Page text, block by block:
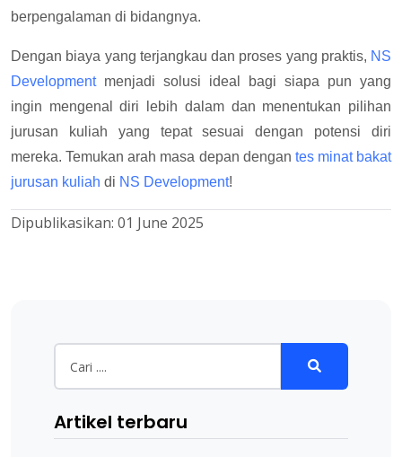
berpengalaman di bidangnya.
Dengan biaya yang terjangkau dan proses yang praktis, NS
Developmentmenjadi solusi ideal bagi siapa pun yang
ingin mengenal diri lebih dalam dan menentukan pilihan
jurusan kuliah yang tepat sesuai dengan potensi diri
mereka. Temukan arah masa depan dengan tes minat bakat
jurusan kuliah di NS Development!
Dipublikasikan: 01 June 2025
Artikel terbaru